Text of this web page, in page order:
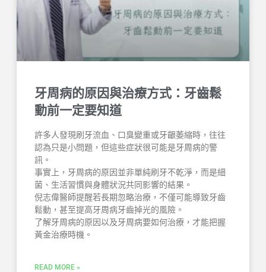
牙周病的原因與治療方式：牙齒鬆
動前一定要知道
許多人發現刷牙流血、口臭變重或牙齦萎縮時，往往
認為只是小問題，但這些症狀很可能是牙周病的警
訊。
事實上，牙周病的原因並非單純刷牙不乾淨，而是細
菌、生活習慣與身體狀況共同影響的結果。
倪志偉醫師提醒若長期忽略治療，不僅可能導致牙齒
鬆動，甚至提高牙周病牙齒掉光的風險。
了解牙周病的原因以及牙周病要如何治療，才能把握
黃金治療時機。
READ MORE »